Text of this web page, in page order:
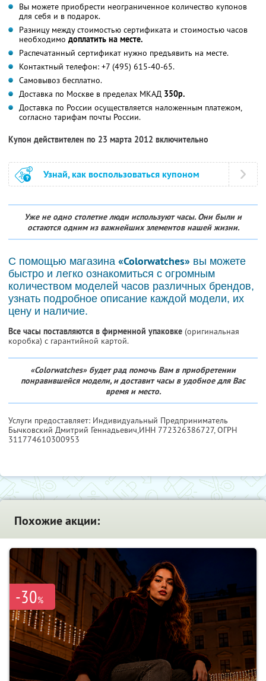
Вы можете приобрести неограниченное количество купонов
для себя и в подарок.
Разницу между стоимостью сертификата и стоимостью часов
необходимо доплатить на месте.
Распечатанный сертификат нужно предъявить на месте.
Контактный телефон: +7 (495) 615-40-65.
Самовывоз бесплатно.
Доставка по Москве в пределах МКАД 350р.
Доставка по России осуществляется наложенным платежом,
согласно тарифам почты России.
Купон действителен по 23 марта 2012 включительно
Узнай, как воспользоваться купоном
Уже не одно столетие люди используют часы. Они были и
остаются одним из важнейших элементов нашей жизни.
С помощью магазина «Colorwatches» вы можете
быстро и легко ознакомиться с огромным
количеством моделей часов различных брендов,
узнать подробное описание каждой модели, их
цену и наличие.
Все часы поставляются в фирменной упаковке (оригинальная
коробка) с гарантийной картой.
«Colorwatches» будет рад помочь Вам в приобретении
понравившейся модели, и доставит часы в удобное для Вас
время и место.
Услуги предоставляет: Индивидуальный Предприниматель
Бычковский Дмитрий Геннадьевич,ИНН 772326386727, ОГРН
311774610300953
Похожие акции:
-30%